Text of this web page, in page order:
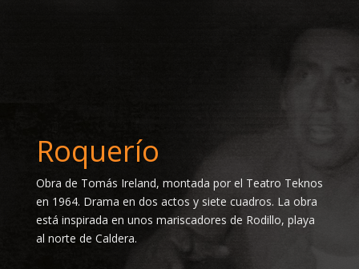
Roquerío
Obra de Tomás Ireland, montada por el Teatro Teknos
en 1964. Drama en dos actos y siete cuadros. La obra
está inspirada en unos mariscadores de Rodillo, playa
al norte de Caldera.